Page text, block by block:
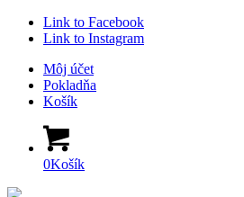
Link to Facebook
Link to Instagram
Môj účet
Pokladňa
Košík
0Košík